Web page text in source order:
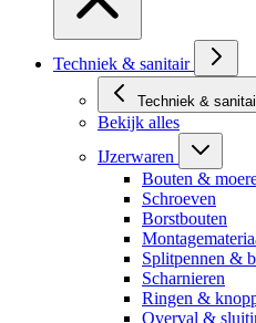
Techniek & sanitair
Techniek &
Bekijk alles
IJzerwaren
Bouten &
Schroeven
Borstbouten
Splitpennen &
Scharnieren
Ringen &
Overval &